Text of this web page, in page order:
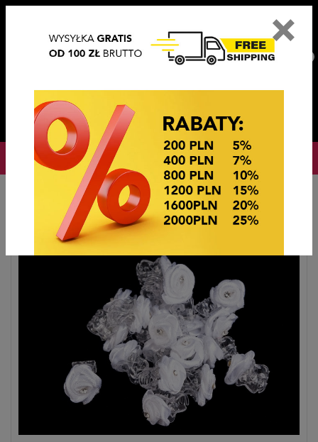
OKAZJE CENOWE
Hair accessories Mini szczęka
×